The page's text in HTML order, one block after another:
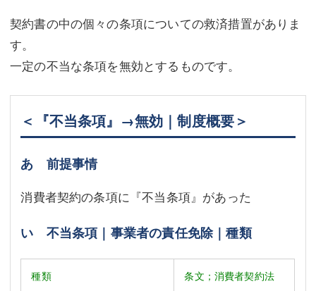
契約書の中の個々の条項についての救済措置がありま
す。
一定の不当な条項を無効とするものです。
＜『不当条項』→無効｜制度概要＞
あ 前提事情
消費者契約の条項に『不当条項』があった
い 不当条項｜事業者の責任免除｜種類
種類 条文；消費者契約法